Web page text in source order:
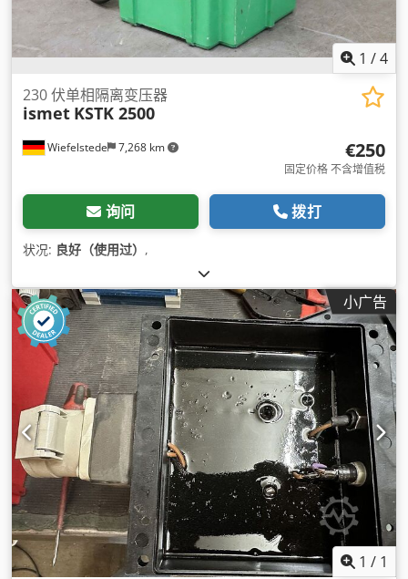
1 /4
Wiefelstede 7,268 km
230 伏单相隔离变压器
ismet KSTK 2500
€250
固定价格 不含增值税
询问 拨打
状况: 良好（使用过） ,
小广告
1 / 1